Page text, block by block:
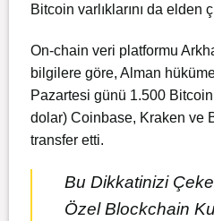
Bitcoin varlıklarını da elden
On-chain veri platformu
bilgilere göre, Alman
Pazartesi günü 1.500
dolar) Coinbase, Kraken ve
transfer etti.
Bu Dikkatinizi
Özel Blockchain